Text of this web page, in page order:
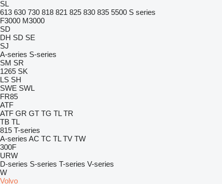
SL
613 630 730 818 821 825 830 835 5500 S series
F3000 M3000
SD
DH SD SE
SJ
A-series S-series
SM SR
1265 SK
LS SH
SWE SWL
FR85
ATF
ATF GR GT TG TL TR
TB TL
815 T-series
A-series AC TC TL TV TW
300F
URW
D-series S-series T-series V-series
W
Volvo